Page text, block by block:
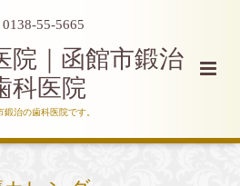
55-5665
院｜函館市鍛治
科医院
鍛治の歯科医院です。